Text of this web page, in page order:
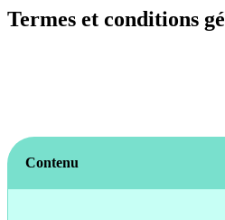
Termes et conditions
Contenu